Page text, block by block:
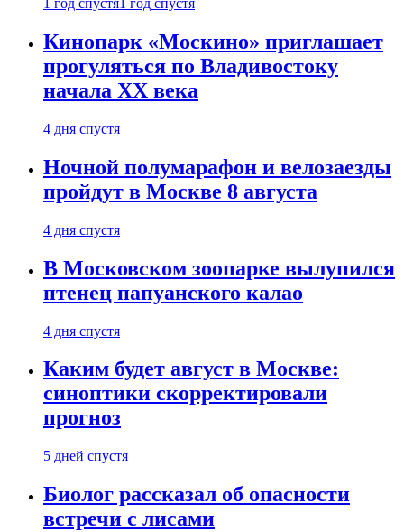
1 год спустя 1 год спустя
Кинопарк «Москино» приглашает
прогуляться по Владивостоку
начала XX века
4 дня спустя
Ночной полумарафон и велозаезды
пройдут в Москве 8 августа
4 дня спустя
В Московском зоопарке вылупился
птенец папуанского калао
4 дня спустя
Каким будет август в Москве:
синоптики скорректировали
прогноз
5 дней спустя
Биолог рассказал об опасности
встречи с лисами